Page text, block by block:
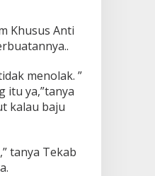
Khusus Anti
menolak. ”
itu ya,”tanya
kalau baju
tanya Tekab